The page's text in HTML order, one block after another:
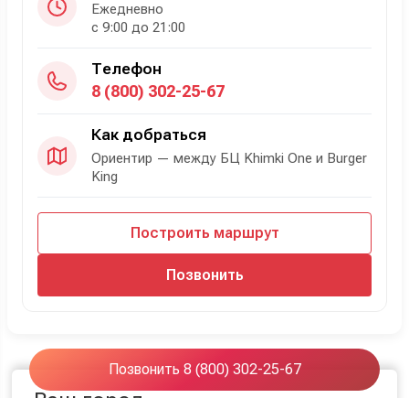
Ежедневно
с 9:00 до 21:00
Телефон
8 (800) 302-25-67
Как добраться
Ориентир — между БЦ Khimki One и Burger
King
Построить маршрут
Позвонить
Позвонить 8 (800) 302-25-67